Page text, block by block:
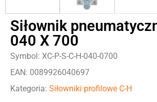
Siłownik
040 X 700
Symbol: XC-P-S-C-H-040-0700
EAN: 0089926040697
Kategoria: Siłowniki profilowe C-H